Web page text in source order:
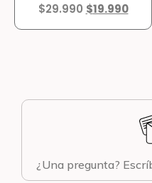
$29.990 $19.990
¿Una pregunta?